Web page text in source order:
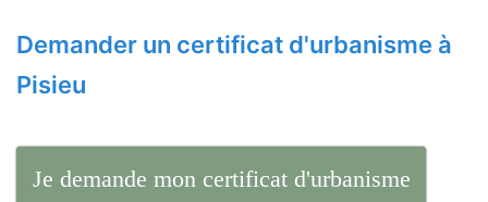
Demander un certificat d'urbanisme à
Pisieu
Je demande mon certificat d'urbanisme